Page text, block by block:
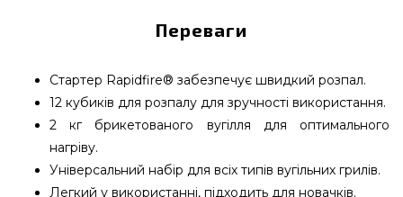
Переваги
Стартер Rapidfire® забезпечує швидкий розпал.
12 кубиків для розпалу для зручності використання.
2 кг брикетованого вугілля для оптимального
нагріву.
Універсальний набір для всіх типів вугільних грилів.
Легкий у використанні, підходить для новачків.